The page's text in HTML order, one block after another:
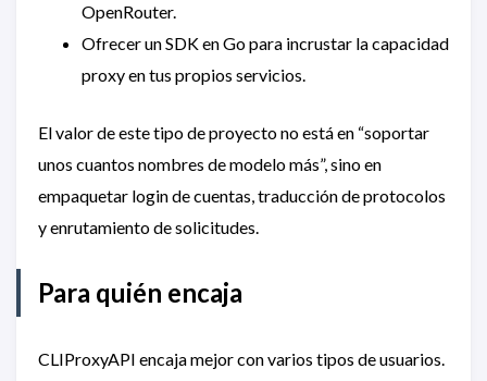
OpenRouter.
Ofrecer un SDK en Go para incrustar la capacidad
proxy en tus propios servicios.
El valor de este tipo de proyecto no está en “soportar
unos cuantos nombres de modelo más”, sino en
empaquetar login de cuentas, traducción de protocolos
y enrutamiento de solicitudes.
Para quién encaja
CLIProxyAPI encaja mejor con varios tipos de usuarios.